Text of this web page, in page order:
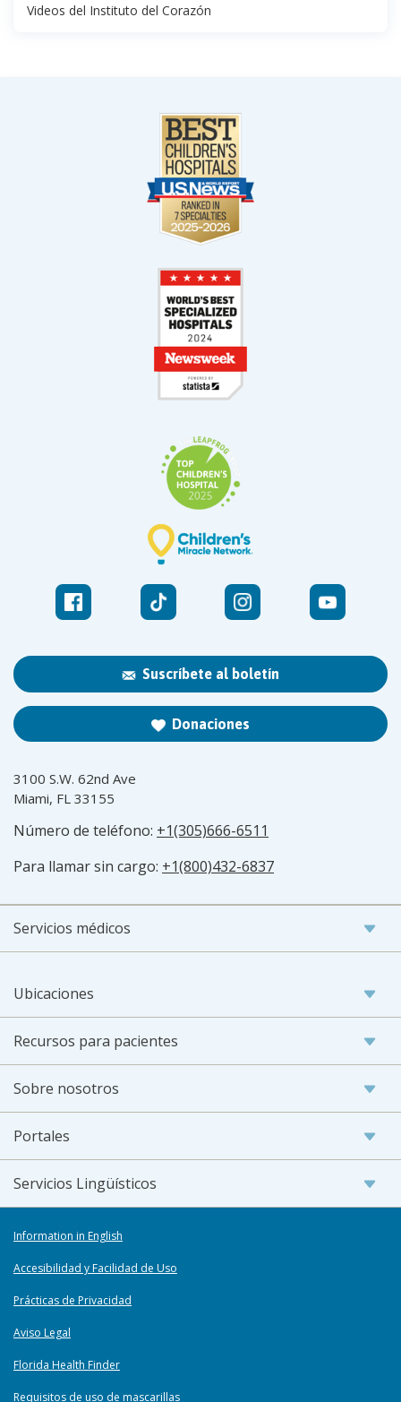
Videos del Instituto del Corazón
Suscríbete al boletín
Donaciones
3100 S.W. 62nd Ave
Miami, FL 33155
Número de teléfono: +1(305)666-6511
Para llamar sin cargo: +1(800)432-6837
Servicios médicos
Ubicaciones
Recursos para pacientes
Sobre nosotros
Portales
Servicios Lingüísticos
Information in English
Accesibilidad y Facilidad de Uso
Prácticas de Privacidad
Aviso Legal
Florida Health Finder
Requisitos de uso de mascarillas